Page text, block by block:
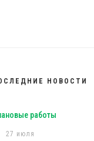
НОВОСТИ
работы
27 июля